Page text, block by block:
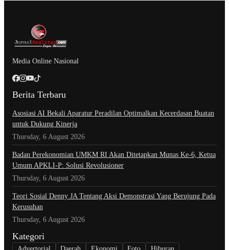
Media Online Nasional
Berita Terbaru
Asosiasi AI Bekali Aparatur Peradilan Optimalkan Kecerdasan Buatan
untuk Dukung Kinerja
Thursday, 6 August 2026
Badan Perekonomian UMKM RI Akan Ditetapkan Munas Ke-6, Ketua
Umum APKLI-P: Solusi Revolusioner
Thursday, 6 August 2026
Teori Sosial Denny JA Tentang Aksi Demonstrasi Yang Berujung Pada
Kerusuhan
Thursday, 6 August 2026
Kategori